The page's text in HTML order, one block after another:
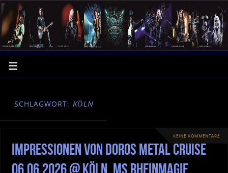
SCHLAGWORT: KÖLN
KEINE KOMMENTARE
Impressionen von Doros Metal Cruise
06.06.2026 @ Köln, MS RheinMagie